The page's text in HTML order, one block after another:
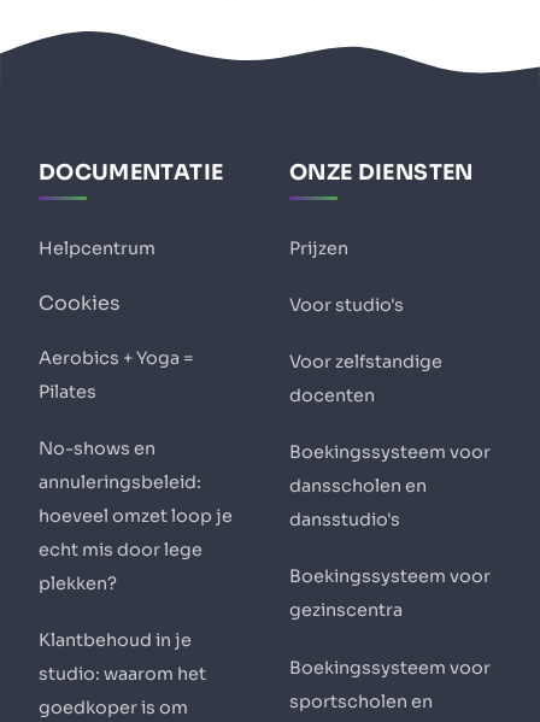
DOCUMENTATIE
Helpcentrum
Cookies
Aerobics + Yoga =
Pilates
No-shows en
annuleringsbeleid:
hoeveel omzet loop je
echt mis door lege
plekken?
Klantbehoud in je
studio: waarom het
goedkoper is om
ONZE DIENSTEN
Prijzen
Voor studio's
Voor zelfstandige
docenten
Boekingssysteem voor
dansscholen en
dansstudio's
Boekingssysteem voor
gezinscentra
Boekingssysteem voor
sportscholen en